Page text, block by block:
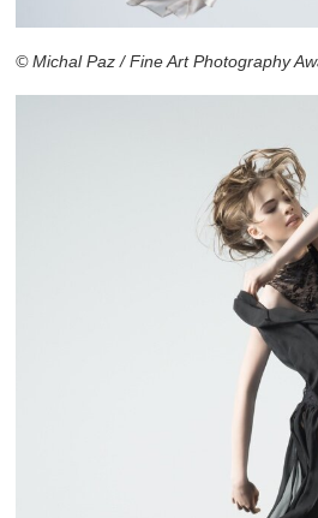
© Michal Paz / Fine Art Photography